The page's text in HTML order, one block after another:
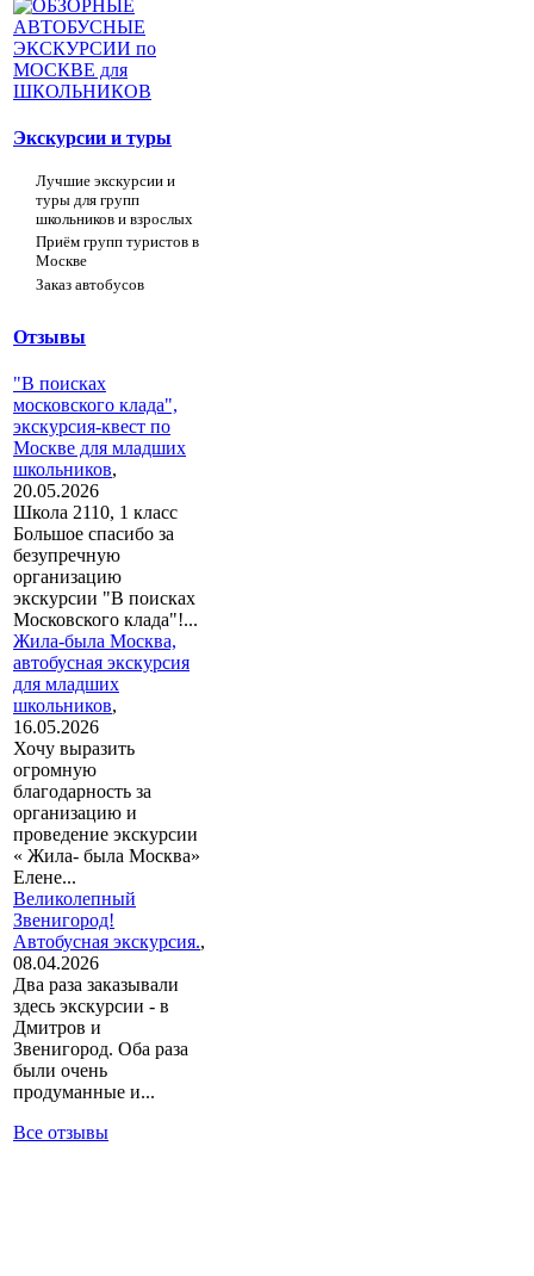
Экскурсии и туры
Лучшие экскурсии и
туры для групп
школьников и взрослых
Приём групп туристов в
Москве
Заказ автобусов
Отзывы
"В поисках
московского клада",
экскурсия-квест по
Москве для младших
школьников,
20.05.2026
Школа 2110, 1 класс
Большое спасибо за
безупречную
организацию
экскурсии "В поисках
Московского клада"!...
Жила-была Москва,
автобусная экскурсия
для младших
школьников,
16.05.2026
Хочу выразить
огромную
благодарность за
организацию и
проведение экскурсии
« Жила- была Москва»
Елене...
Великолепный
Звенигород!
Автобусная экскурсия.,
08.04.2026
Два раза заказывали
здесь экскурсии - в
Дмитров и
Звенигород. Оба раза
были очень
продуманные и...
Все отзывы